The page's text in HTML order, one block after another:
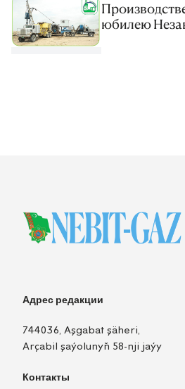
юбилею
Адрес редакции
744036, Aşgabat şäheri,
Arçabil şaýolunyň 58-nji jaýy
Контакты